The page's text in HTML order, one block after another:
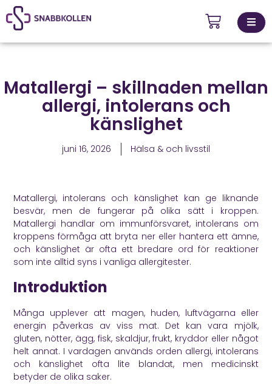
Kontakta
oss
Matallergi – skillnaden mellan
allergi, intolerans och
känslighet
juni 16, 2026 Hälsa & och livsstil
Matallergi, intolerans och känslighet kan ge liknande
besvär, men de fungerar på olika sätt i kroppen.
Matallergi handlar om immunförsvaret, intolerans om
kroppens förmåga att bryta ner eller hantera ett ämne,
och känslighet är ofta ett bredare ord för reaktioner
som inte alltid syns i vanliga allergitester.
Introduktion
Många upplever att magen, huden, luftvägarna eller
energin påverkas av viss mat. Det kan vara mjölk,
gluten, nötter, ägg, fisk, skaldjur, frukt, kryddor eller något
helt annat. I vardagen används orden allergi, intolerans
och känslighet ofta lite blandat, men medicinskt
betyder de olika saker.